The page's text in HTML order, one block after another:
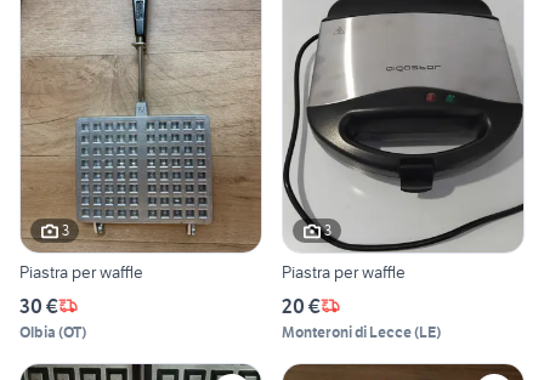
3
Piastra per waffle
30 €
Olbia (OT)
3
Piastra per waffle
20 €
Monteroni di Lecce(LE)